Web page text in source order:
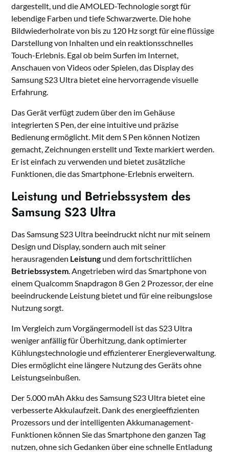
dargestellt, und die AMOLED-Technologie sorgt für
lebendige Farben und tiefe Schwarzwerte. Die hohe
Bildwiederholrate von bis zu 120 Hz sorgt für eine flüssige
Darstellung von Inhalten und ein reaktionsschnelles
Touch-Erlebnis. Egal ob beim Surfen im Internet,
Anschauen von Videos oder Spielen, das Display des
Samsung S23 Ultra bietet eine hervorragende visuelle
Erfahrung.
Das Gerät verfügt zudem über den im Gehäuse
integrierten S Pen, der eine intuitive und präzise
Bedienung ermöglicht. Mit dem S Pen können Notizen
gemacht, Zeichnungen erstellt und Texte markiert werden.
Er ist einfach zu verwenden und bietet zusätzliche
Funktionen, die das Smartphone-Erlebnis erweitern.
Leistung und Betriebssystem des
Samsung S23 Ultra
Das Samsung S23 Ultra beeindruckt nicht nur mit seinem
Design und Display, sondern auch mit seiner
herausragenden Leistung und dem fortschrittlichen
Betriebssystem. Angetrieben wird das Smartphone von
einem Qualcomm Snapdragon 8 Gen 2 Prozessor, der eine
beeindruckende Leistung bietet und für eine reibungslose
Nutzung sorgt.
Im Vergleich zum Vorgängermodell ist das S23 Ultra
weniger anfällig für Überhitzung, dank optimierter
Kühlungstechnologie und effizienterer Energieverwaltung.
Dies ermöglicht eine längere Nutzung des Geräts ohne
Leistungseinbußen.
Der 5.000 mAh Akku des Samsung S23 Ultra bietet eine
verbesserte Akkulaufzeit. Dank des energieeffizienten
Prozessors und der intelligenten Akkumanagement-
Funktionen können Sie das Smartphone den ganzen Tag
nutzen, ohne sich Gedanken über eine schnelle Entladung